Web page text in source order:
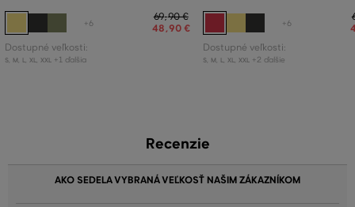
+6
69,90 €
48,90 €
Dostupné veľkosti:
S M L XL XXL +1 ďalšia
+6
Dostupné veľkosti:
S M L XL XXL +2 ďalšie
Recenzie
AKO SEDELA VYBRANÁ VEĽKOSŤ NAŠIM ZÁKAZNÍKOM